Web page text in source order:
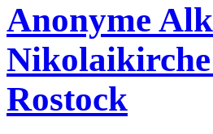
Anonyme
Nikolaikirche
Rostock